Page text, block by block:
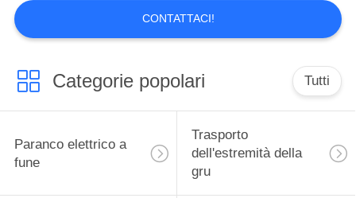
DEL
SITO
PRIVACY
POLICY
CONTATTACI!
Categorie popolari Tutti
Paranco elettrico a
fune
Trasporto
dell'estremità della
gru